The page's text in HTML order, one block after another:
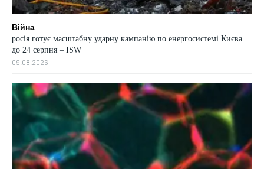
Війна
росія готує масштабну ударну кампанію по енергосистемі Києва
до 24 серпня – ISW
09.08.2026